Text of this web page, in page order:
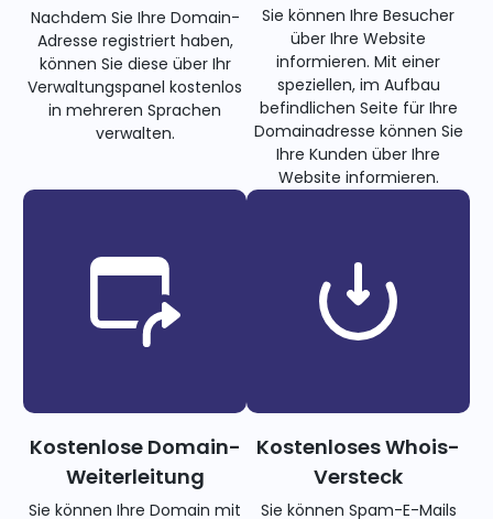
Nachdem Sie Ihre Domain-
Adresse registriert haben,
können Sie diese über Ihr
Verwaltungspanel kostenlos
in mehreren Sprachen
verwalten.
Sie können Ihre Besucher
über Ihre Website
informieren. Mit einer
speziellen, im Aufbau
befindlichen Seite für Ihre
Domainadresse können Sie
Ihre Kunden über Ihre
Website informieren.
Kostenlose Domain-
Weiterleitung
Sie können Ihre Domain mit
Kostenloses Whois-
Versteck
Sie können Spam-E-Mails